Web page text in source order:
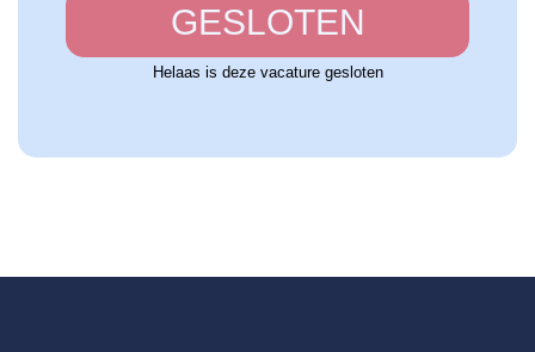
GESLOTEN
Helaas is deze vacature gesloten